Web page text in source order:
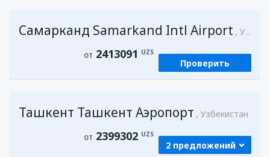
Самарканд Samarkand Intl Airport Узбекистан
ОТ 2413091 UZS
Проверить
Ташкент Ташкент Аэропорт Узбекистан
ОТ 2399302 UZS
2 предложений